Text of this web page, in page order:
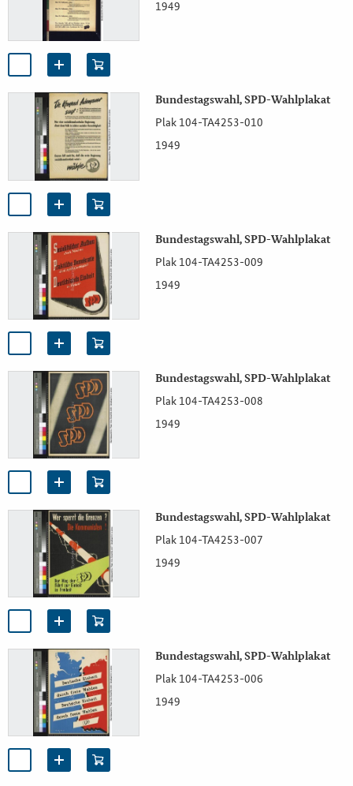
1949
Bundestagswahl, SPD-Wahlplakat
Plak 104-TA4253-010
1949
Bundestagswahl, SPD-Wahlplakat
Plak 104-TA4253-009
1949
Bundestagswahl, SPD-Wahlplakat
Plak 104-TA4253-008
1949
Bundestagswahl, SPD-Wahlplakat
Plak 104-TA4253-007
1949
Bundestagswahl, SPD-Wahlplakat
Plak 104-TA4253-006
1949